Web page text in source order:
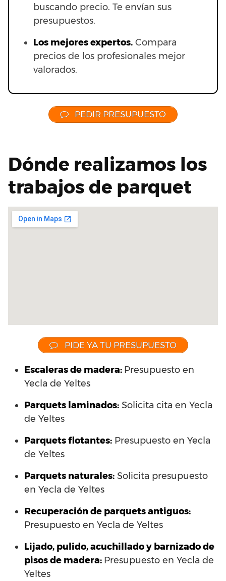
buscando precio. Te envían sus
presupuestos.
Los mejores expertos. Compara
precios de los profesionales mejor
valorados.
PEDIR PRESUPUESTO
Dónde realizamos los
trabajos de parquet
PIDE YA TU PRESUPUESTO
Escaleras de madera: Presupuesto en
Yecla de Yeltes
Parquets laminados: Solicita cita en Yecla
de Yeltes
Parquets flotantes: Presupuesto en Yecla
de Yeltes
Parquets naturales: Solicita presupuesto
en Yecla de Yeltes
Recuperación de parquets antiguos:
Presupuesto en Yecla de Yeltes
Lijado, pulido, acuchillado y barnizado de
pisos de madera: Presupuesto en Yecla de
Yeltes